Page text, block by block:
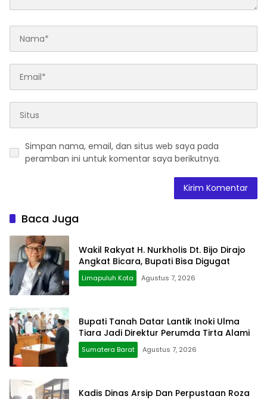
Simpan nama, email, dan situs web saya pada
peramban ini untuk komentar saya berikutnya.
Baca Juga
Wakil Rakyat H. Nurkholis Dt. Bijo Dirajo
Angkat Bicara, Bupati Bisa Digugat
Limapuluh Kota Agustus 7, 2026
Bupati Tanah Datar Lantik Inoki Ulma
Tiara Jadi Direktur Perumda Tirta Alami
Sumatera Barat Agustus 7, 2026
Kadis Dinas Arsip Dan Perpustaan Roza